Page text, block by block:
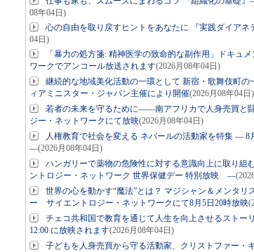
08年04日)
心の自由を取り戻すヒントをあなたに 『実践ダイア
04日)
「暴力の処方箋: 精神医学の致命的な副作用」ドキュ
ワークでアンコール放送されます(2026月08年04日)
継続的な地域美化活動の一環として 新宿・歌舞伎町
ィアミニスター・ジャパン主催により開催(2026月08年04日)
若者の未来を守るために――南アフリカで人身売買と
ジー・ネットワークにて放映(2026月08年04日)
人権教育で社会を変える ネパールの活動家を特集 ―
―(2026月08年04日)
ハンガリーで薬物の危険性に対する意識向上に取り
ントロジー・ネットワーク 世界保健デー 特別放映 ―
世界の心を動かす“魔法”とは？ マジシャン＆メンタ
ー サイエントロジー・ネットワークにて8月5日20時放映
チェコ共和国で教育を通じて人生を向上させるストー
12:00 に放映されます(2026月08年04日)
子どもを人身売買から守る活動家、クリストファー